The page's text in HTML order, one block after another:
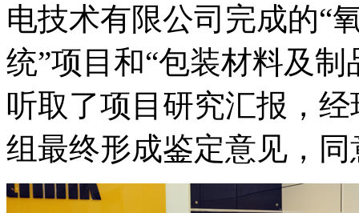
电技术有限公司完成的“
统”项目和“包装材料及
听取了项目研究汇报，
组最终形成鉴定意见，